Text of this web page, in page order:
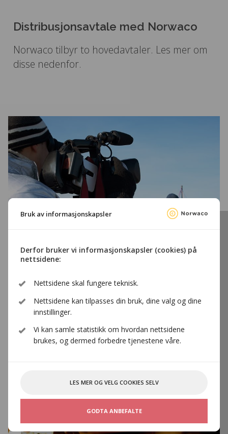
Bruk av informasjonskapsler
Derfor bruker vi informasjonskapsler (cookies) på
nettsidene:
Nettsidene skal fungere teknisk.
Nettsidene kan tilpasses din bruk, dine valg og dine
innstillinger.
Vi kan samle statistikk om hvordan nettsidene
brukes, og dermed forbedre tjenestene våre.
LES MER OG VELG COOKIES SELV
GODTA ANBEFALTE
Distribusjonsavtale med Norwaco
Norwaco tilbyr to hovedavtaler. Les mer om
disse nedenfor.
Allmennkanaler
Fellesavtalen – et vindu mot våre naboland